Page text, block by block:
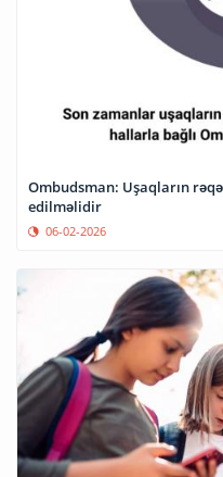
Ombudsman: Uşaqların
edilməlidir
06-02-2026